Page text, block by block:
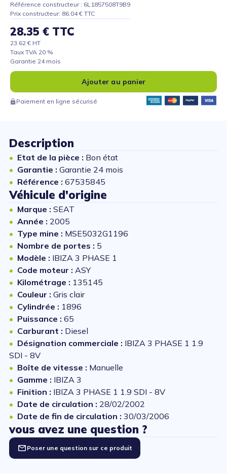
Référence constructeur : 6L1857508T9B9
Prix constructeur: 86.04 € TTC
28.35 € TTC
23.62 € HT
Taux TVA 20 %
Garantie 24 mois
Ajouter au panier
Paiement en ligne sécurisé
Description
Etat de la pièce : Bon état
Garantie : Garantie 24 mois
Référence : 67535845
Véhicule d'origine
Marque : SEAT
Année : 2005
Type mine : MSE5032G1196
Nombre de portes : 5
Modèle : IBIZA 3 PHASE 1
Code moteur : ASY
Kilométrage : 135145
Couleur : Gris clair
Cylindrée : 1896
Puissance : 65
Carburant : Diesel
Désignation commerciale : IBIZA 3 PHASE 1 1.9
SDI - 8V
Boîte de vitesse : Manuelle
Gamme : IBIZA 3
Finition : IBIZA 3 PHASE 1 1.9 SDI - 8V
Date de circulation : 28/02/2002
Date de fin de circulation : 30/03/2006
vous avez une question ?
Poser une question sur ce produit